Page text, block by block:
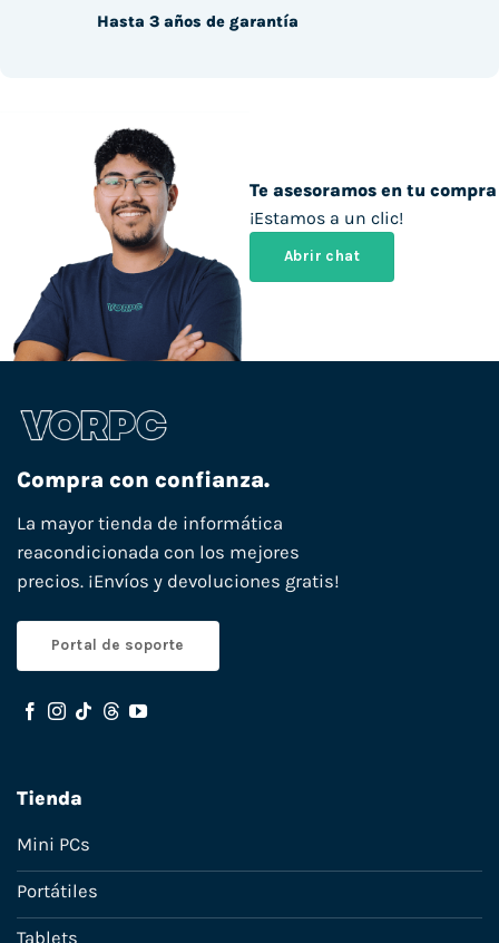
Te asesoramos en tu compra
¡Estamos a un clic!
Abrir chat
Hasta 3 años de garantía
Compra con confianza.
La mayor tienda de informática
reacondicionada con los mejores
precios. ¡Envíos y devoluciones gratis!
Portal de soporte
Tienda
Mini PCs
Portátiles
Tablets